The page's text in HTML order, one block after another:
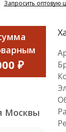
Запросить оптовую
₽
Москвы